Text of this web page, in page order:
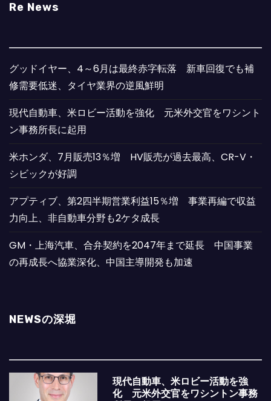
Re News
グッドイヤー、4～6月は最終赤字転落 新車回復でも補
修需要低迷、タイヤ業界の逆風鮮明
現代自動車、米ロビー活動を強化 元米外交官をワシント
ン事務所長に起用
米ホンダ、7月販売13％増 HV販売が過去最高、CR-V・
シビックが好調
アプティブ、第2四半期営業利益15％増 事業再編で収益
力向上、非自動車分野も2ケタ成長
GM・上海汽車、合弁契約を2047年まで延長 中国事業
の再成長へ協業深化、中国主導開発も加速
NEWSの深堀
現代自動車、米ロビー活動を強
化 元米外交官をワシントン事務